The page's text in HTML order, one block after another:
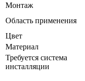
Монтаж
Область применения
Цвет
Материал
Требуется система
инсталляции